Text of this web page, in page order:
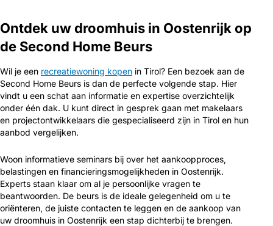
Ontdek uw droomhuis in Oostenrijk op
de Second Home Beurs
Wil je een recreatiewoning kopen in Tirol? Een bezoek aan de
Second Home Beurs is dan de perfecte volgende stap. Hier
vindt u een schat aan informatie en expertise overzichtelijk
onder één dak. U kunt direct in gesprek gaan met makelaars
en projectontwikkelaars die gespecialiseerd zijn in Tirol en hun
aanbod vergelijken.
Woon informatieve seminars bij over het aankoopproces,
belastingen en financieringsmogelijkheden in Oostenrijk.
Experts staan klaar om al je persoonlijke vragen te
beantwoorden. De beurs is de ideale gelegenheid om u te
oriënteren, de juiste contacten te leggen en de aankoop van
uw droomhuis in Oostenrijk een stap dichterbij te brengen.